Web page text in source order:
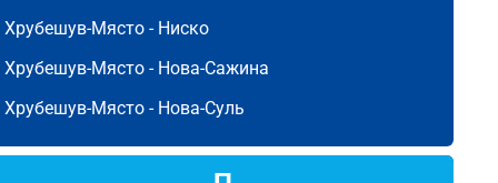
Хрубешув-Място - Ниско
Хрубешув-Място - Нова-Сажина
Хрубешув-Място - Нова-Суль